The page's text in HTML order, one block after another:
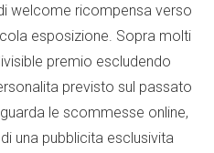
welcome ricompensa verso
esposizione. Sopra molti
premio escludendo
previsto sul passato
le scommesse online,
una pubblicita esclusivita